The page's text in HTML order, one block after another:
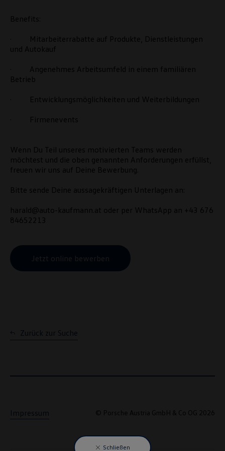
Schließen
Benefits:
· Mitarbeiterrabatte auf Produkte, Dienstleistungen
und Autokauf
· Angenehmes Arbeitsumfeld in einem familiären
Betrieb
· Entwicklungsmöglichkeiten und Weiterbildungen
· Firmenevents
Wenn Du Teil unseres motivierten Teams werden
möchtest und die oben genannten Anforderungen erfüllst,
freuen wir uns auf Deine Bewerbung.
Bitte sende Deine aussagekräftigen Unterlagen an:
harald@auto-kaufmann.at oder per WhatsApp an +43 676
84652213
Jetzt online bewerben
Zurück zur Suche
Impressum © Porsche Austria GmbH & Co OG 2026